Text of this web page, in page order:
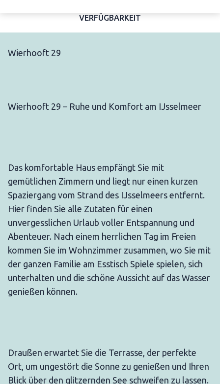
VERFÜGBARKEIT
Wierhooft 29
Wierhooft 29 – Ruhe und Komfort am IJsselmeer
Das komfortable Haus empfängt Sie mit
gemütlichen Zimmern und liegt nur einen kurzen
Spaziergang vom Strand des IJsselmeers entfernt.
Hier finden Sie alle Zutaten für einen
unvergesslichen Urlaub voller Entspannung und
Abenteuer. Nach einem herrlichen Tag im Freien
kommen Sie im Wohnzimmer zusammen, wo Sie mit
der ganzen Familie am Esstisch Spiele spielen, sich
unterhalten und die schöne Aussicht auf das Wasser
genießen können.
Draußen erwartet Sie die Terrasse, der perfekte
Ort, um ungestört die Sonne zu genießen und Ihren
Blick über den glitzernden See schweifen zu lassen.